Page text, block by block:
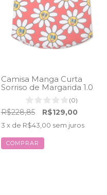
Camisa Manga Curta
Sorriso de Margarida 1.0
(0)
R$228,85 R$129,00
3 x de R$43,00 sem juros
COMPRAR